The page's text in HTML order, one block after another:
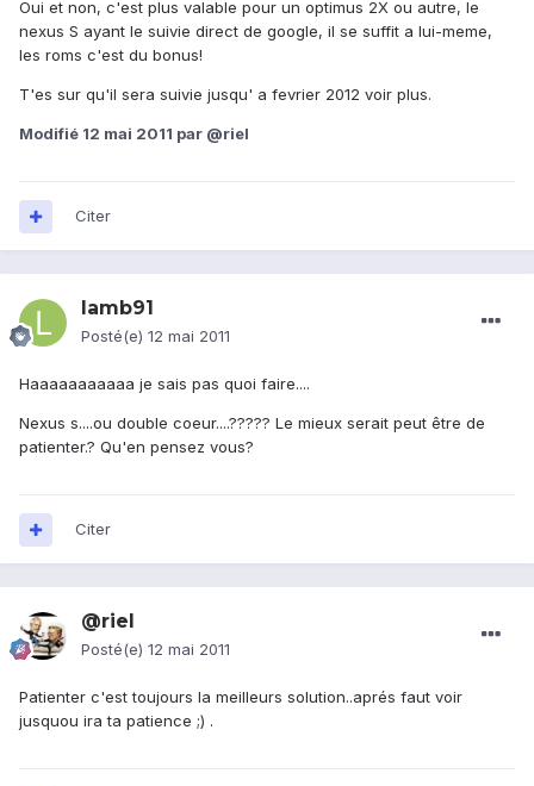
Oui et non, c'est plus valable pour un optimus 2X ou autre, le
nexus S ayant le suivie direct de google, il se suffit a lui-meme,
les roms c'est du bonus!
T'es sur qu'il sera suivie jusqu' a fevrier 2012 voir plus.
Modifié 12 mai 2011 par @riel
Citer
lamb91
Posté(e) 12 mai 2011
Haaaaaaaaaaa je sais pas quoi faire....
Nexus s....ou double coeur....????? Le mieux serait peut être de
patienter.? Qu'en pensez vous?
Citer
@riel
Posté(e) 12 mai 2011
Patienter c'est toujours la meilleurs solution..aprés faut voir
jusquou ira ta patience ;) .